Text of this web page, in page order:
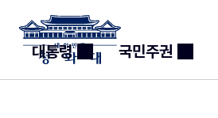
대통령 국민주권